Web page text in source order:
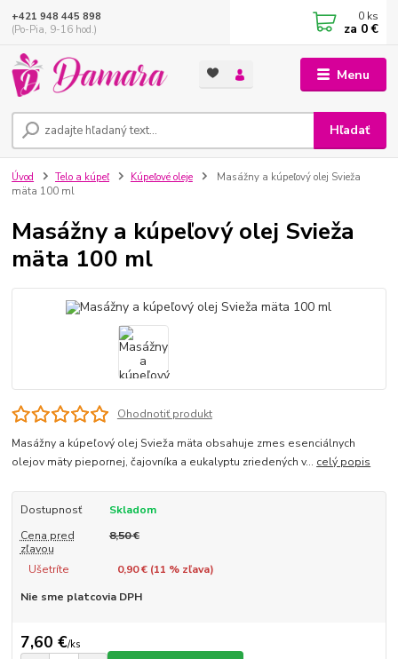
Menu
Hľadať
+421 948 445 898
(Po-Pia, 9-16 hod.)
0 ks
za 0 €
Úvod Telo a kúpeľ Kúpeľové oleje
Masážny a kúpeľový olej Svieža
mäta 100 ml
Masážny a kúpeľový olej Svieža
mäta 100 ml
Ohodnotiť produkt
Masážny a kúpeľový olej Svieža mäta obsahuje zmes esenciálnych
olejov mäty piepornej, čajovníka a eukalyptu zriedených v... celý popis
Dostupnosť
Skladom
Cena pred
zľavou
8,50 €
Ušetríte 0,90 € (11 % zľava)
Nie sme platcovia DPH
7,60 €/ks